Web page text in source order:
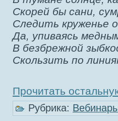
Скорей бы сани,
Следить круженье
Да, упиваясь
В безбрежной
Скользить по
Прочитать
Рубрика: